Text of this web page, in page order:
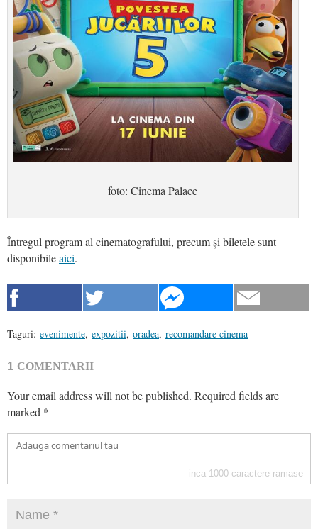
foto: Cinema Palace
Întregul program al cinematografului, precum și biletele sunt
disponibileaici.
Taguri: evenimente, expozitii, oradea, recomandare cinema
1 COMENTARII
Your email address will not be published. Required fields are
marked *
inca 1000 caractere ramase